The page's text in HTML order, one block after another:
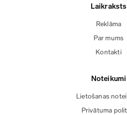
Laikraksts
Reklāma
Par mums
Kontakti
Noteikumi
Lietošanas
Privātuma